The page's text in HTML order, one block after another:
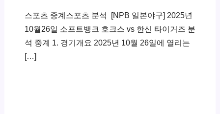
스포츠 중계스포츠 분석 ​ [NPB 일본야구] 2025년
10월26일 소프트뱅크 호크스 vs 한신 타이거즈 분
석 중계 1. 경기개요 2025년 10월 26일에 열리는
[…]